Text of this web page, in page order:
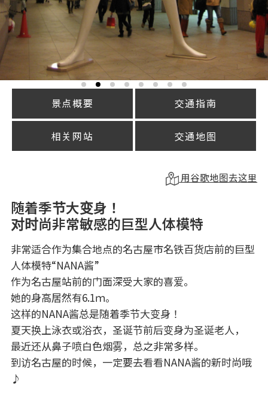
景点概要 交通指南
相关网站 交通地图
用谷歌地图去这里
随着季节大变身！
对时尚非常敏感的巨型人体模特
非常适合作为集合地点的名古屋市名铁百货店前的巨型
人体模特“NANA酱”
作为名古屋站前的门面深受大家的喜爱。
她的身高居然有6.1ｍ。
这样的NANA酱总是随着季节大变身！
夏天换上泳衣或浴衣，圣诞节前后变身为圣诞老人，
最近还从鼻子喷白色烟雾，总之非常多样。
到访名古屋的时候，一定要去看看NANA酱的新时尚哦
♪